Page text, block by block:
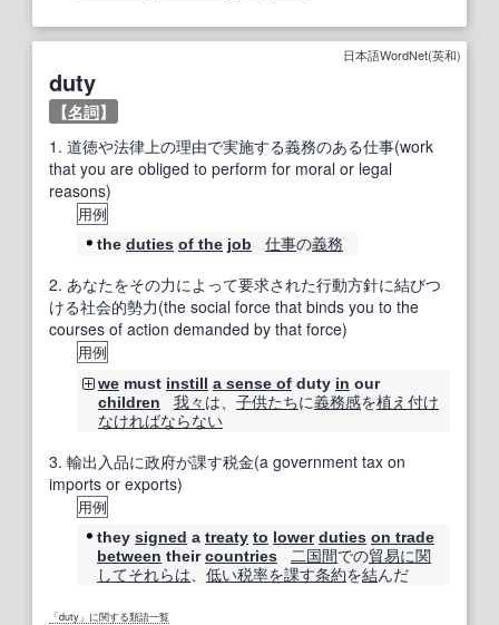
日本語WordNet(英和)
duty
【名詞】
1. 道徳や法律上の理由で実施する義務のある仕事(work
that you are obliged to perform for moral or legal
reasons)
用例
the duties of the job 仕事の義務
2. あなたをその力によって要求された行動方針に結びつ
ける社会的勢力(the social force that binds you to the
courses of action demanded by that force)
用例
we must instill a sense of duty in our
children
我々 は、 子供たちに義務感を植え付け
なければならない
3. 輸出入品に政府が課す税金(a government tax on
imports or exports)
用例
they signed a treaty to lower duties on trade
between theircountries 二国間での貿易に関
してそれらは 低い税率を課す条約を結んだ
「duty」に関する類語一覧